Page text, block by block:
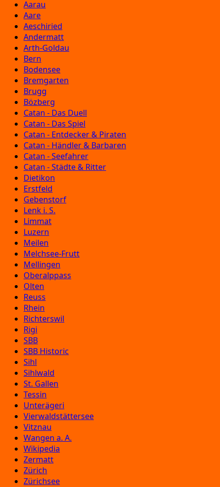
Aarau
Aare
Aeschiried
Andermatt
Arth-Goldau
Bern
Bodensee
Bremgarten
Brugg
Bözberg
Catan - Das Duell
Catan - Das Spiel
Catan - Entdecker & Piraten
Catan - Händler & Barbaren
Catan - Seefahrer
Catan - Städte & Ritter
Dietikon
Erstfeld
Gebenstorf
Lenk i. S.
Limmat
Luzern
Meilen
Melchsee-Frutt
Mellingen
Oberalppass
Olten
Reuss
Rhein
Richterswil
Rigi
SBB
SBB Historic
Sihl
Sihlwald
St. Gallen
Tessin
Unterägeri
Vierwaldstättersee
Vitznau
Wangen a. A.
Wikipedia
Zermatt
Zürich
Zürichsee